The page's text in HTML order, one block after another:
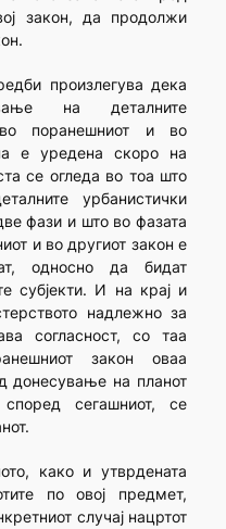
закон, да продолжи
произлегува дека
на деталните
поранешниот и во
е уредена скоро на
се огледа во тоа што
урбанистички
фази и што во фазата
и во другиот закон е
односно да бидат
субјекти. И на крај и
надлежно за
согласност, со таа
закон оваа
донесување на планот
сегашниот, се
како и утврдената
по овој предмет,
случај нацртот